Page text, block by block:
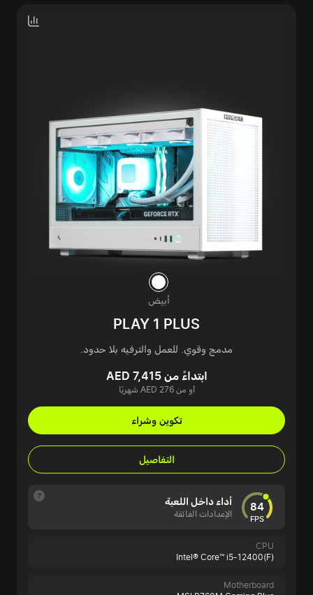
أبيض
PLAY 1 PLUS
مدمج وقوي. للعمل والترفيه بلا حدود.
ابتداءً من AED 7,415
أو من AED 276 شهريًا
تكوين وشراء
التفاصيل
84
FPS
أداء داخل اللعبة
الإعدادات الفائقة
CPU
Intel® Core™ i5-12400(F)
Motherboard